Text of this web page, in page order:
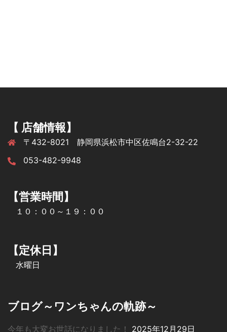
【 店舗情報】
〒432-8021 静岡県浜松市中区佐鳴台2-32-22
053-482-9948
【営業時間】
１０：００～１９：００
【定休日】
水曜日
ブログ～ワンちゃんの軌跡～
今年も大変お世話になりました！ 2025年12月29日